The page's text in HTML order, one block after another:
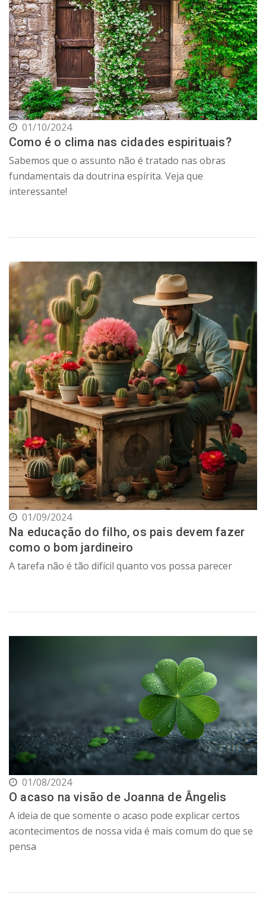
01/10/2024
Como é o clima nas cidades espirituais?
Sabemos que o assunto não é tratado nas obras
fundamentais da doutrina espírita. Veja que
interessante!
01/09/2024
Na educação do filho, os pais devem fazer
como o bom jardineiro
A tarefa não é tão difícil quanto vos possa parecer
01/08/2024
O acaso na visão de Joanna de Ângelis
A ideia de que somente o acaso pode explicar certos
acontecimentos de nossa vida é mais comum do que se
pensa